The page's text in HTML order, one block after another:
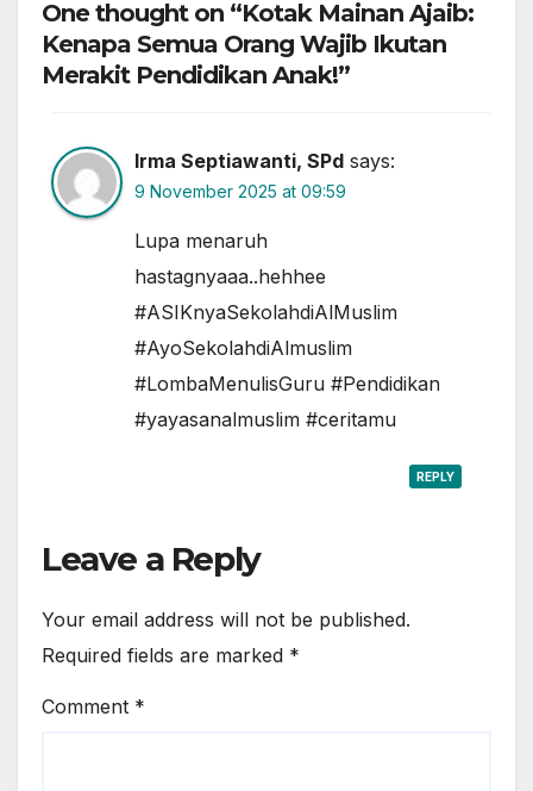
One thought on “Kotak Mainan Ajaib:
Kenapa Semua Orang Wajib Ikutan
Merakit Pendidikan Anak!”
Irma Septiawanti, SPd says:
9 November 2025 at 09:59
Lupa menaruh
hastagnyaaa..hehhee
#ASIKnyaSekolahdiAlMuslim
#AyoSekolahdiAlmuslim
#LombaMenulisGuru #Pendidikan
#yayasanalmuslim #ceritamu
REPLY
Leave a Reply
Your email address will not be published.
Required fields are marked *
Comment *